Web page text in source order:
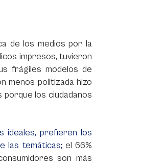
de los medios por la
impresos, tuvieron
frágiles modelos de
menos politizada hizo
porque los ciudadanos
ideales, prefieren los
las temáticas; el 66%
son más